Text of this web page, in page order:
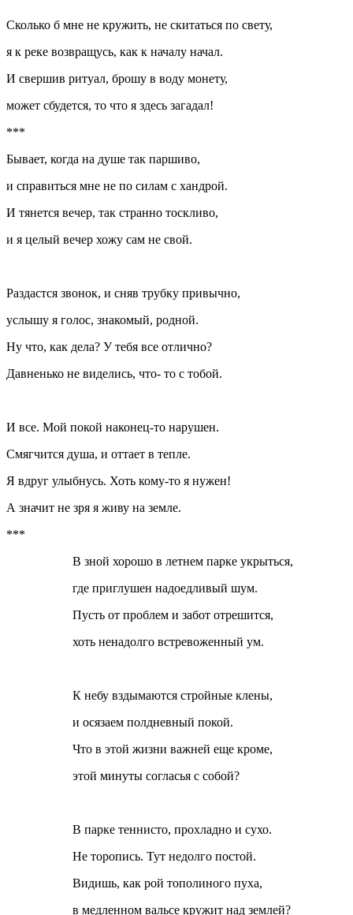
Сколько б мне не кружить, не скитаться по свету,
я к реке возвращусь, как к началу начал.
И свершив ритуал, брошу в воду монету,
может сбудется, то что я здесь загадал!
***
Бывает, когда на душе так паршиво,
и справиться мне не по силам с хандрой.
И тянется вечер, так странно тоскливо,
и я целый вечер хожу сам не свой.
Раздастся звонок, и сняв трубку привычно,
услышу я голос, знакомый, родной.
Ну что, как дела? У тебя все отлично?
Давненько не виделись, что- то с тобой.
И все. Мой покой наконец-то нарушен.
Смягчится душа, и оттает в тепле.
Я вдруг улыбнусь. Хоть кому-то я нужен!
А значит не зря я живу на земле.
***
В зной хорошо в летнем парке укрыться,
где приглушен надоедливый шум.
Пусть от проблем и забот отрешится,
хоть ненадолго встревоженный ум.
К небу вздымаются стройные клены,
и осязаем полдневный покой.
Что в этой жизни важней еще кроме,
этой минуты согласья с собой?
В парке теннисто, прохладно и сухо.
Не торопись. Тут недолго постой.
Видишь, как рой тополиного пуха,
в медленном вальсе кружит над землей?